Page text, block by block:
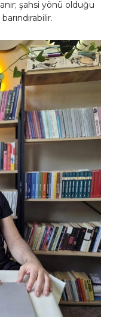
şahsi yönü olduğu